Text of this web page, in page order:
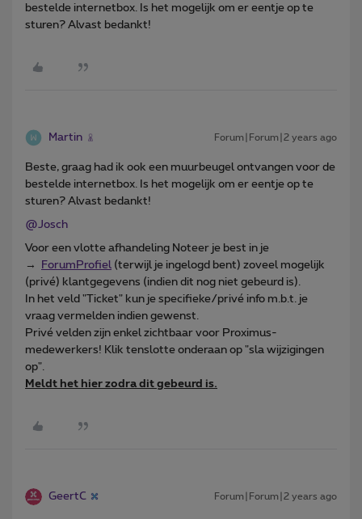
bestelde internetbox. Is het mogelijk om er eentje op te
sturen? Alvast bedankt!
Martin Forum|Forum|2 years ago
Beste, graag had ik ook een muurbeugel ontvangen voor de
bestelde internetbox. Is het mogelijk om er eentje op te
sturen? Alvast bedankt!
@Josch
Voor een vlotte afhandeling Noteer je best in je
→
ForumProfiel (terwijl je ingelogd bent) zoveel mogelijk
(privé) klantgegevens (indien dit nog niet gebeurd is).
In het veld "Ticket" kun je specifieke/privé info m.b.t. je
vraag vermelden indien gewenst.
Privé velden zijn enkel zichtbaar voor Proximus-
medewerkers! Klik tenslotte onderaan op "sla wijzigingen
op".
Meldt het hier zodra dit gebeurd is.
GeertC Forum|Forum|2 years ago